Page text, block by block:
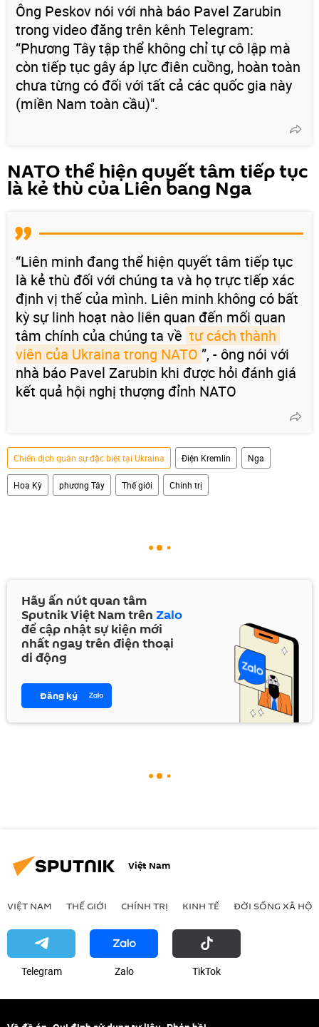
Ông Peskov nói với nhà báo Pavel Zarubin
trong video đăng trên kênh Telegram:
“Phương Tây tập thể không chỉ tự cô lập mà
còn tiếp tục gây áp lực điên cuồng, hoàn toàn
chưa từng có đối với tất cả các quốc gia này
(miền Nam toàn cầu)".
NATO thể hiện quyết tâm tiếp tục
là kẻ thù của Liên bang Nga
“Liên minh đang thể hiện quyết tâm tiếp tục
là kẻ thù đối với chúng ta và họ trực tiếp xác
định vị thế của mình. Liên minh không có bất
kỳ sự linh hoạt nào liên quan đến mối quan
tâm chính của chúng ta về tư cách thành
viên của Ukraina trong NATO ”, - ông nói với
nhà báo Pavel Zarubin khi được hỏi đánh giá
kết quả hội nghị thượng đỉnh NATO
Chiến dịch quân sự đặc biệt tại Ukraina Điện Kremlin Nga
Hoa Kỳ phương Tây Thế giới Chính trị
Hãy ấn nút quan tâm
Sputnik Việt Nam trên Zalo
để cập nhật sự kiện mới
nhất ngay trên điện thoại
di động
Đăng ký
Việt Nam
VIỆT NAM THẾ GIỚI CHÍNH TRỊ KINH TẾ ĐỜI SỐNG XÃ HỘI
Telegram Zalo ТikТоk